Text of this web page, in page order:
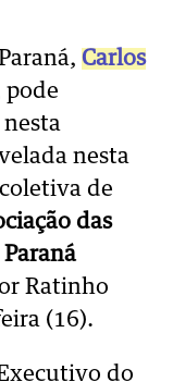
Carlos
pode
nesta
nesta
de
das
Ratinho
(16).
do